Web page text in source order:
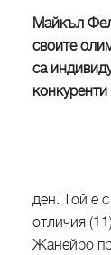
Майкъл
своите
са
конкуренти
ден. Той е
отличия
Жанейро